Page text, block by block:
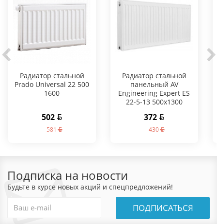
Радиатор стальной
Prado Universal 22 500
1600
502
581
Радиатор стальной
панельный AV
Engineering Expert ES
22-5-13 500x1300
372
430
Подписка на новости
Будьте в курсе новых акций и спецпредложений!
ПОДПИСАТЬСЯ